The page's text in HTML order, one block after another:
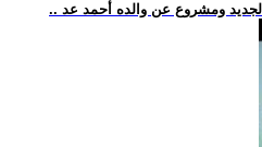
ومشروع عن والده أحمد عد